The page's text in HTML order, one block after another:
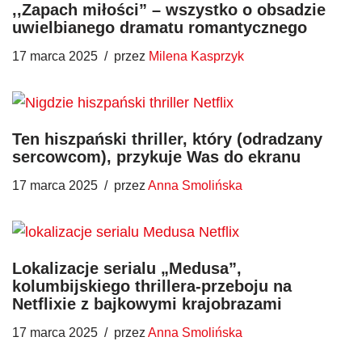
,,Zapach miłości” – wszystko o obsadzie
uwielbianego dramatu romantycznego
17 marca 2025 przez Milena Kasprzyk
Ten hiszpański thriller, który (odradzany
sercowcom), przykuje Was do ekranu
17 marca 2025 przez Anna Smolińska
Lokalizacje serialu „Medusa”,
kolumbijskiego thrillera-przeboju na
Netflixie z bajkowymi krajobrazami
17 marca 2025 przez Anna Smolińska